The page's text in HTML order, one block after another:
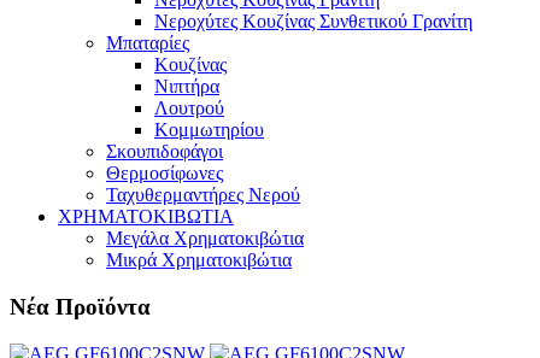
Νεροχύτες Κουζίνας Συνθετικού Γρανίτη
Μπαταρίες
Κουζίνας
Νιπτήρα
Λουτρού
Κομμωτηρίου
Σκουπιδοφάγοι
Θερμοσίφωνες
Ταχυθερμαντήρες Νερού
ΧΡΗΜΑΤΟΚΙΒΩΤΙΑ
Μεγάλα Χρηματοκιβώτια
Μικρά Χρηματοκιβώτια
Νέα Προϊόντα